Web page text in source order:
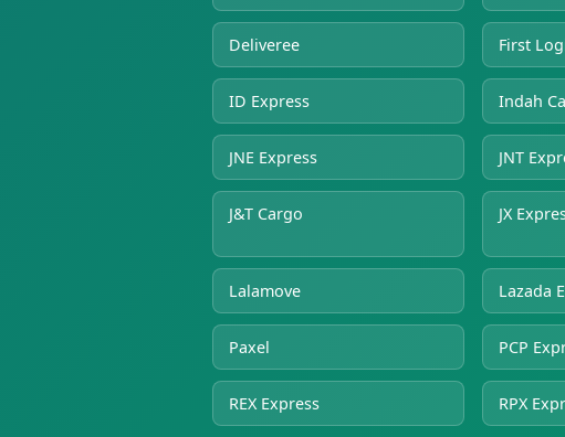
Deliveree First
ID Express Indah
JNE Express JNT
J&T Cargo JX
Lalamove Lazada
Paxel PCP
REX Express RPX